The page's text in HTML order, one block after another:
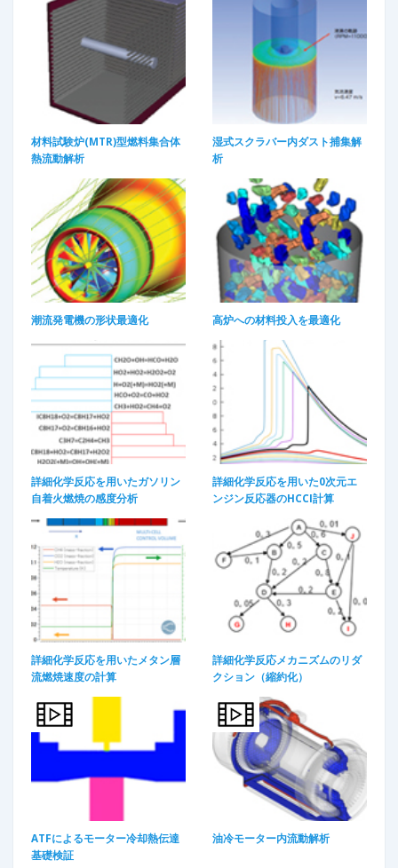
材料試験炉(MTR)型燃料集合体
熱流動解析​
湿式スクラバー内ダスト捕集解
析​
潮流発電機の形状最適化​ 高炉への材料投入を最適化
詳細化学反応を用いたガソリン
自着火燃焼の感度分析​
詳細化学反応を用いた0次元エ
ンジン反応器のHCCI計算​
詳細化学反応を用いたメタン層
流燃焼速度の計算​
詳細化学反応メカニズムのリダ
クション（縮約化）​
ATFによるモーター冷却熱伝達
基礎検証
油冷モーター内流動解析